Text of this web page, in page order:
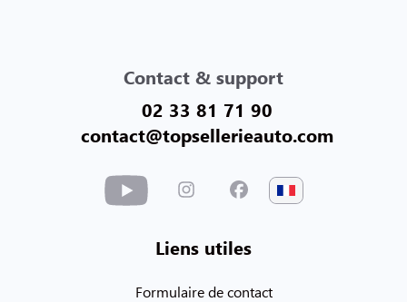
Contact & support
02 33 81 71 90
contact@topsellerieauto.com
Liens utiles
Formulaire de contact